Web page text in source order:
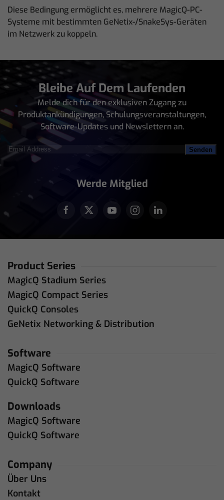
Diese Bedingung ermöglicht es, mehrere MagicQ-PC-
Systeme mit bestimmten GeNetix-/SnakeSys-Geräten
im Netzwerk zu koppeln.
Bleibe Auf Dem Laufenden
Melde dich für den exklusiven Zugang zu
Produktankündigungen, Schulungsveranstaltungen,
Software-Updates und Newslettern an.
Email
Address(erforderlich)
Werde Mitglied
Product Series
MagicQ Stadium Series
MagicQ Compact Series
QuickQ Consoles
GeNetix Networking & Distribution
Software
MagicQ Software
QuickQ Software
Downloads
MagicQ Software
QuickQ Software
Company
Über Uns
Kontakt